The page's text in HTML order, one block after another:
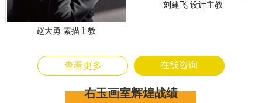
赵大勇 素描主教
刘建飞 设计主教
查看更多 在线咨询
右玉画室辉煌战绩